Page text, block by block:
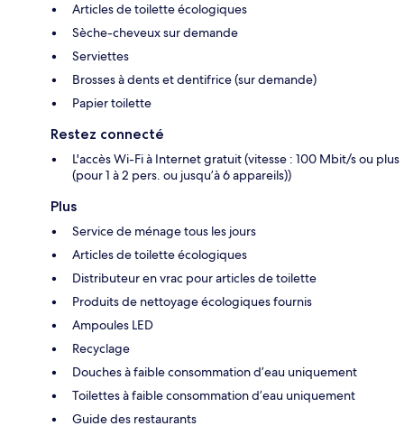
Articles de toilette écologiques
Sèche-cheveux sur demande
Serviettes
Brosses à dents et dentifrice (sur demande)
Papier toilette
Restez connecté
L'accès Wi-Fi à Internet gratuit (vitesse : 100 Mbit/s ou plus
(pour 1 à 2 pers. ou jusqu’à 6 appareils))
Plus
Service de ménage tous les jours
Articles de toilette écologiques
Distributeur en vrac pour articles de toilette
Produits de nettoyage écologiques fournis
Ampoules LED
Recyclage
Douches à faible consommation d’eau uniquement
Toilettes à faible consommation d’eau uniquement
Guide des restaurants